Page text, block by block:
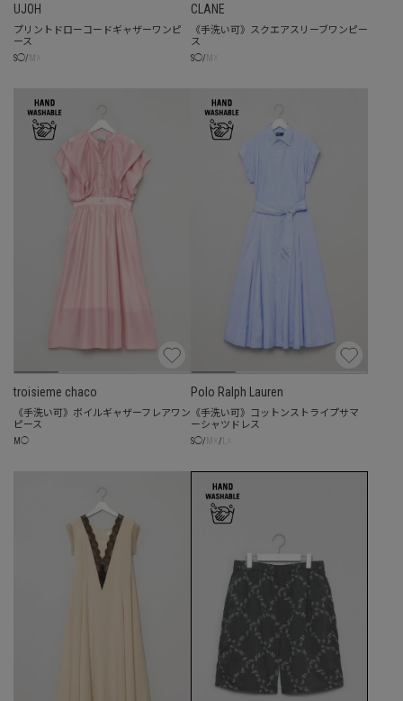
UJOH
プリントドローコードギャザーワンピ
ース
S◯/
CLANE
《手洗い可》スクエアスリーブワンピー
ス
S◯/
troisieme chaco
《手洗い可》ボイルギャザーフレアワン
ピース
M ◯
Polo Ralph Lauren
《手洗い可》コットンストライプサマ
ーシャツドレス
S◯/ /